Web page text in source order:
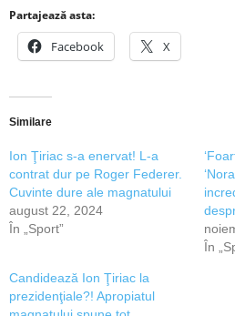
Partajează asta:
Facebook X
Similare
Ion Ţiriac s-a enervat! L-a
contrat dur pe Roger Federer.
Cuvinte dure ale magnatului
august 22, 2024
În „Sport”
În
Candidează Ion Ţiriac la
prezidenţiale?! Apropiatul